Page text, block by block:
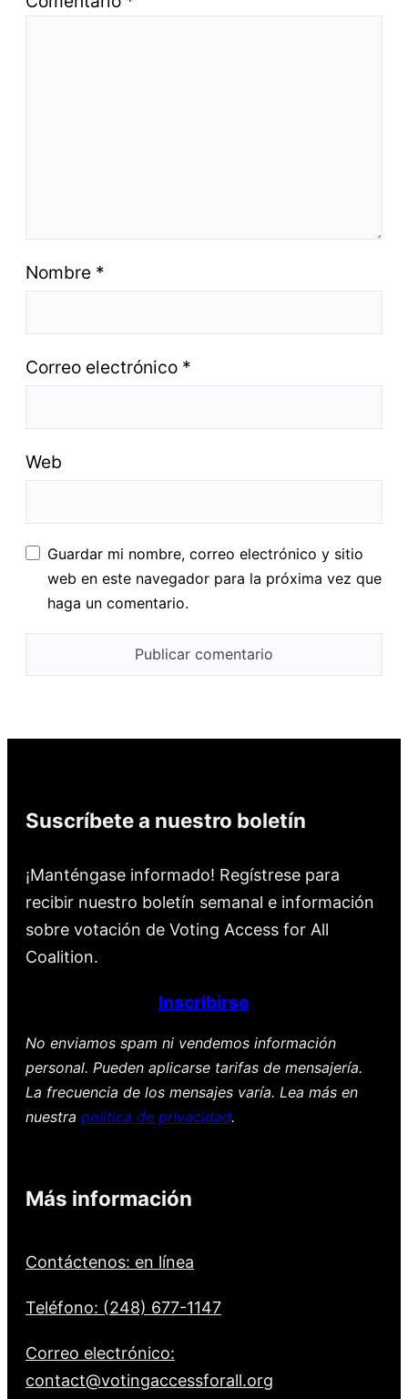
Nombre *
Correo electrónico *
Web
Guardar mi nombre, correo electrónico y sitio
web en este navegador para la próxima vez que
haga un comentario.
Suscríbete a nuestro boletín
¡Manténgase informado! Regístrese para
recibir nuestro boletín semanal e información
sobre votación de Voting Access for All
Coalition.
Inscribirse
No enviamos spam ni vendemos información
personal. Pueden aplicarse tarifas de mensajería.
La frecuencia de los mensajes varía. Lea más en
nuestra política de privacidad.
Más información
Contáctenos: en línea
Teléfono: (248) 677-1147
Correo electrónico:
contact@votingaccessforall.org